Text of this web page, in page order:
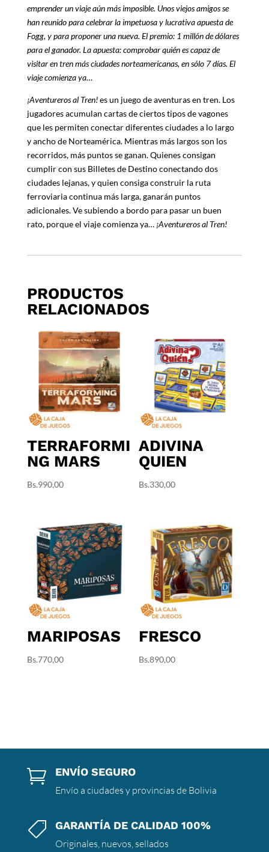
emprender un viaje aún más imposible. Unos viejos amigos se
han reunido para celebrar la impetuosa y lucrativa apuesta de
Fogg, y para proponer una nueva. El premio: 1 millón de dólares
para el ganador. La apuesta: comprobar quién es capaz de
visitar en tren más ciudades norteamericanas, en sólo 7 días. El
viaje comienza ya…
¡Aventureros al Tren!es un juego de aventuras en tren. Los
jugadores acumulan cartas de ciertos tipos de vagones
que les permiten conectar diferentes ciudades a lo largo
y ancho de Norteamérica. Mientras más largos son los
recorridos, más puntos se ganan. Quienes consigan
cumplir con sus Billetes de Destino conectando dos
ciudades lejanas, y quien consiga construir la ruta
ferroviaria continua más larga, ganarán puntos
adicionales. Ve subiendo a bordo para pasar un buen
rato, porque el viaje comienza ya… ¡Aventureros al Tren!
PRODUCTOS
RELACIONADOS
TERRAFORMI
NG MARS
Bs.990,00
ADIVINA
QUIEN
Bs.330,00
MARIPOSAS
Bs.770,00
FRESCO
Bs.890,00
 ENVÍO SEGURO
Envío a ciudades y provincias de Bolivia
 GARANTÍA DE CALIDAD 100%
Originales, nuevos, sellados